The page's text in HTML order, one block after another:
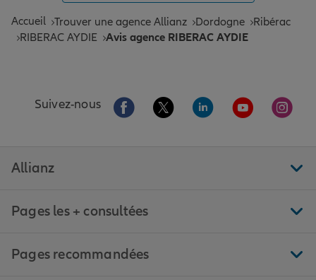
Accueil Trouver une agence Allianz Dordogne
Ribérac
RIBERAC AYDIE
Avis agence RIBERAC AYDIE
Suivez-nous Aller sur la page Facebook de Allianz
Aller sur la page Twitter de
Aller sur la page
Aller sur la
Aller
Allianz
Pages les + consultées
Pages recommandées